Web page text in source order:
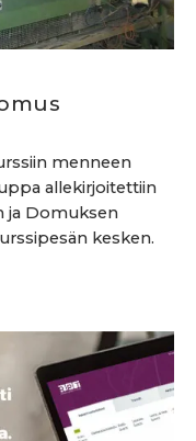
menneen
allekirjoitettiin
ja Domuksen
kesken.